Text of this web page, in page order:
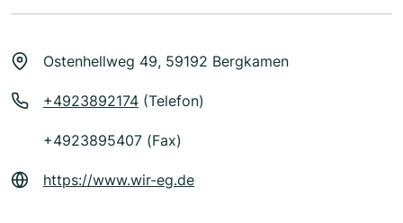
Ostenhellweg 49, 59192 Bergkamen
+4923892174 (Telefon)
+4923895407 (Fax)
https://www.wir-eg.de